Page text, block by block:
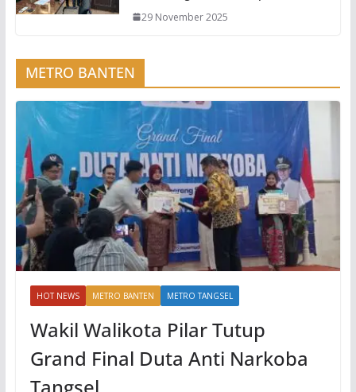
29 November 2025
METRO BANTEN
HOT NEWS METRO BANTEN METRO TANGSEL
Wakil Walikota Pilar Tutup
Grand Final Duta Anti Narkoba